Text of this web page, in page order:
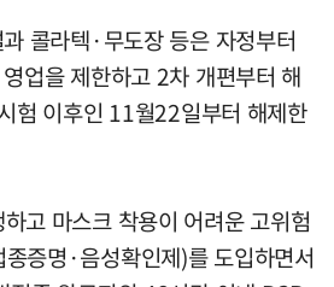
콜라텍·무도장 등은 자정부터
업을 제한하고 2차 개편부터 해
험 이후인 11월22일부터 해제한
고 마스크 착용이 어려운 고위험
증명·음성확인제)를 도입하면서